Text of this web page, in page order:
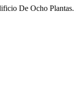
De Ocho Plantas.